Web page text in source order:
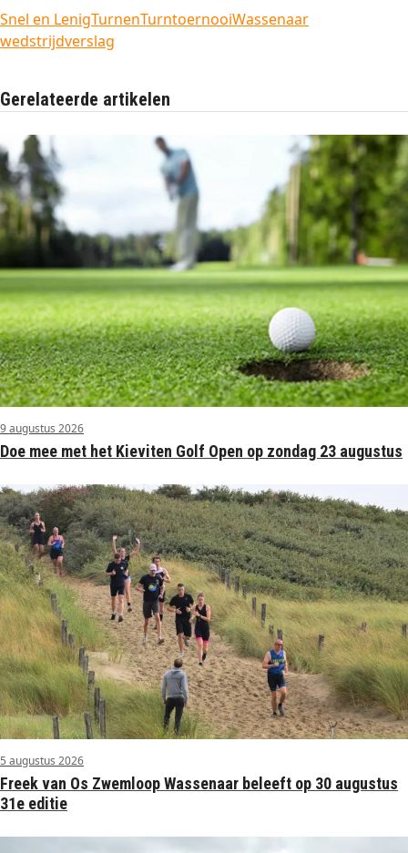
Snel en LenigTurnenTurntoernooiWassenaar
wedstrijdverslag
Gerelateerde artikelen
9 augustus 2026
Doe mee met het Kieviten Golf Open op zondag 23 augustus
5 augustus 2026
Freek van Os Zwemloop Wassenaar beleeft op 30 augustus
31e editie